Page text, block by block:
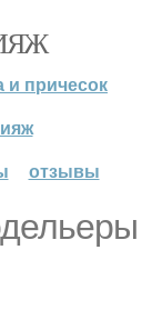
причесок
отзывы